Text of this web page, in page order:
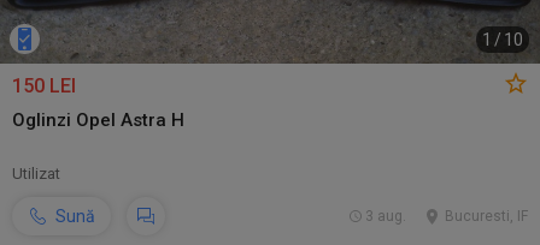
1 / 10
150 LEI
Oglinzi Opel Astra H
Utilizat
Sună Bucuresti, IF
3 aug.